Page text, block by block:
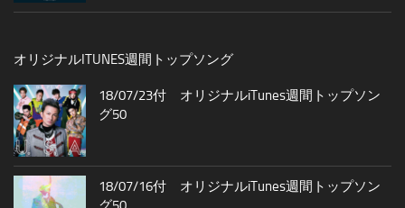
オリジナルITUNES週間トップソング
18/07/23付 オリジナルiTunes週間トップソン
グ50
18/07/16付 オリジナルiTunes週間トップソン